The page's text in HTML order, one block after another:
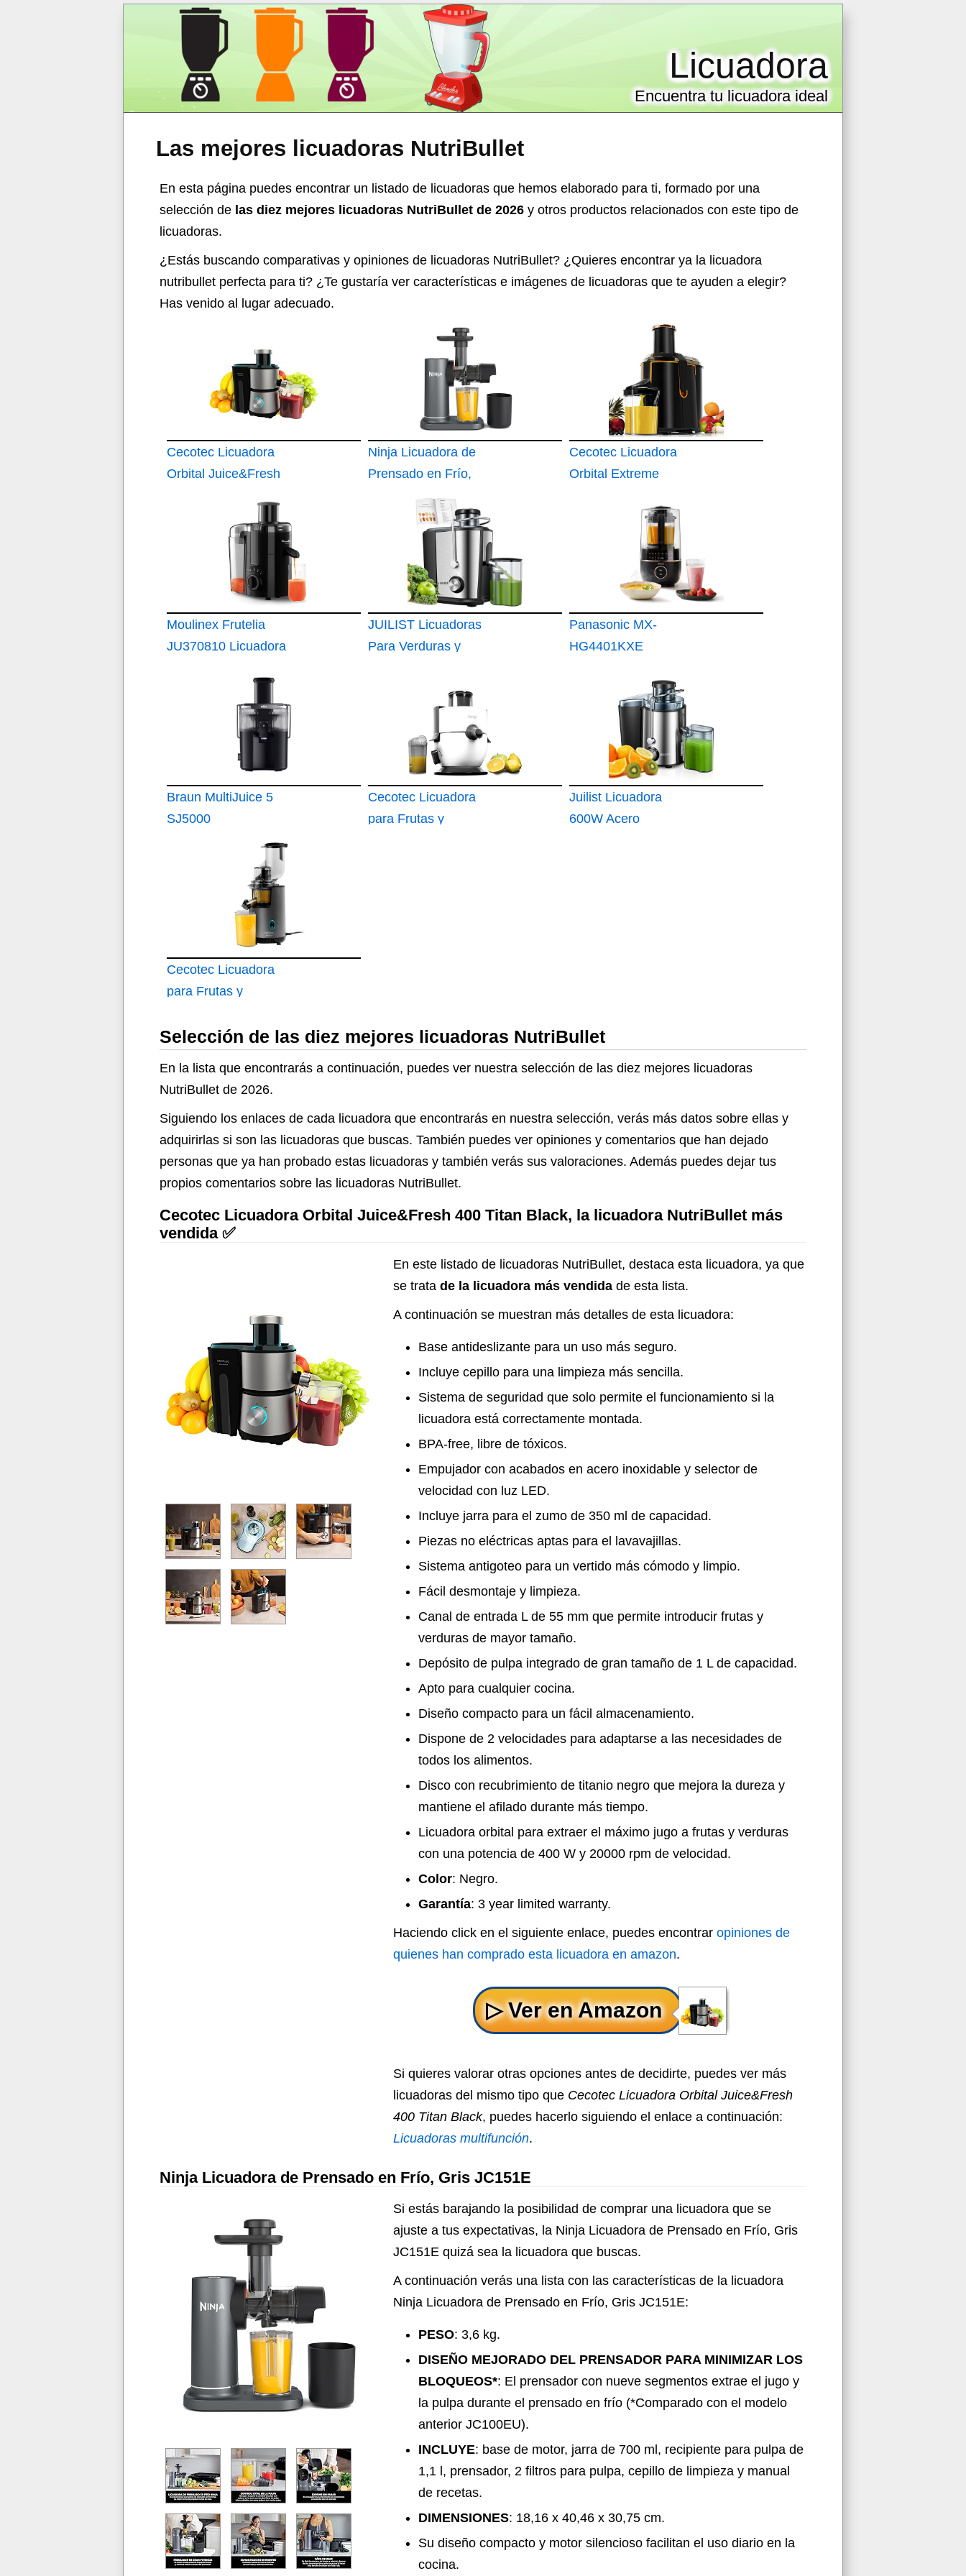
Las mejores licuadoras NutriBullet
Licuadora
Encuentra tu licuadora ideal
En esta página puedes encontrar un listado de licuadoras que hemos elaborado para ti, formado por una
selección de las diez mejores licuadoras NutriBullet de 2026 y otros productos relacionados con este tipo de
licuadoras.
¿Estás buscando comparativas y opiniones de licuadoras NutriBullet? ¿Quieres encontrar ya la licuadora
nutribullet perfecta para ti? ¿Te gustaría ver características e imágenes de licuadoras que te ayuden a elegir?
Has venido al lugar adecuado.
Cecotec Licuadora
Orbital Juice&Fresh
Ninja Licuadora de
Prensado en Frío,
Gris JC151E
Cecotec Licuadora
Orbital Extreme
para Frutas y
Moulinex Frutelia
JU370810 Licuadora
JUILIST Licuadoras
Para Verduras y
Panasonic MX-
HG4401KXE
Braun MultiJuice 5
SJ5000
Cecotec Licuadora
para Frutas y
Juilist Licuadora
600W Acero
Cecotec Licuadora
para Frutas y
Fría Juice&Live 2500
Selección de las diez mejores licuadoras NutriBullet
En la lista que encontrarás a continuación, puedes ver nuestra selección de las diez mejores licuadoras
NutriBullet de 2026.
Siguiendo los enlaces de cada licuadora que encontrarás en nuestra selección, verás más datos sobre ellas y
adquirirlas si son las licuadoras que buscas. También puedes ver opiniones y comentarios que han dejado
personas que ya han probado estas licuadoras y también verás sus valoraciones. Además puedes dejar tus
propios comentarios sobre las licuadoras NutriBullet.
Cecotec Licuadora Orbital Juice&Fresh 400 Titan Black, la licuadora NutriBullet más
vendida ✅
En este listado de licuadoras NutriBullet, destaca esta licuadora, ya que
se trata de la licuadora más vendida de esta lista.
A continuación se muestran más detalles de esta licuadora:
Base antideslizante para un uso más seguro.
Incluye cepillo para una limpieza más sencilla.
Sistema de seguridad que solo permite el funcionamiento si la
licuadora está correctamente montada.
BPA-free, libre de tóxicos.
Empujador con acabados en acero inoxidable y selector de
velocidad con luz LED.
Incluye jarra para el zumo de 350 ml de capacidad.
Piezas no eléctricas aptas para el lavavajillas.
Sistema antigoteo para un vertido más cómodo y limpio.
Fácil desmontaje y limpieza.
Canal de entrada L de 55 mm que permite introducir frutas y
verduras de mayor tamaño.
Depósito de pulpa integrado de gran tamaño de 1 L de capacidad.
Apto para cualquier cocina.
Diseño compacto para un fácil almacenamiento.
Dispone de 2 velocidades para adaptarse a las necesidades de
todos los alimentos.
Disco con recubrimiento de titanio negro que mejora la dureza y
mantiene el afilado durante más tiempo.
Licuadora orbital para extraer el máximo jugo a frutas y verduras
con una potencia de 400 W y 20000 rpm de velocidad.
Color: Negro.
Garantía: 3 year limited warranty.
Haciendo click en el siguiente enlace, puedes encontrar opiniones de
quienes han comprado esta licuadora en amazon.
Si quieres valorar otras opciones antes de decidirte, puedes ver más
licuadoras del mismo tipo que Cecotec Licuadora Orbital Juice&Fresh
400 Titan Black, puedes hacerlo siguiendo el enlace a continuación:
Licuadoras multifunción.
Ninja Licuadora de Prensado en Frío, Gris JC151E
Si estás barajando la posibilidad de comprar una licuadora que se
ajuste a tus expectativas, la Ninja Licuadora de Prensado en Frío, Gris
JC151E quizá sea la licuadora que buscas.
A continuación verás una lista con las características de la licuadora
Ninja Licuadora de Prensado en Frío, Gris JC151E:
PESO: 3,6 kg.
DISEÑO MEJORADO DEL PRENSADOR PARA MINIMIZAR LOS
BLOQUEOS*: El prensador con nueve segmentos extrae el jugo y
la pulpa durante el prensado en frío (*Comparado con el modelo
anterior JC100EU).
INCLUYE: base de motor, jarra de 700 ml, recipiente para pulpa de
1,1 l, prensador, 2 filtros para pulpa, cepillo de limpieza y manual
de recetas.
DIMENSIONES: 18,16 x 40,46 x 30,75 cm.
Su diseño compacto y motor silencioso facilitan el uso diario en la
cocina.